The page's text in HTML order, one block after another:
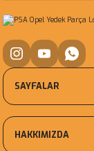
SAYFALAR
HAKKIMIZDA